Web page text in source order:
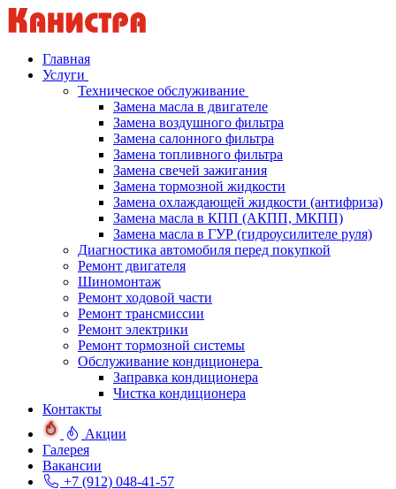
Главная
Услуги
Техническое обслуживание
Замена масла в двигателе
Замена воздушного фильтра
Замена салонного фильтра
Замена топливного фильтра
Замена свечей зажигания
Замена тормозной жидкости
Замена охлаждающей жидкости (антифриза)
Замена масла в КПП (АКПП, МКПП)
Замена масла в ГУР (гидроусилителе руля)
Диагностика автомобиля перед покупкой
Ремонт двигателя
Шиномонтаж
Ремонт ходовой части
Ремонт трансмиссии
Ремонт электрики
Ремонт тормозной системы
Обслуживание кондиционера
Заправка кондиционера
Чистка кондиционера
Контакты
Акции
Галерея
Вакансии
+7 (912) 048-41-57